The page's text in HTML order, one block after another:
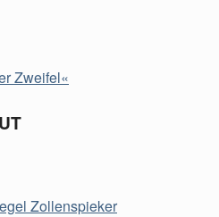
Zweifel«
Zollenspieker